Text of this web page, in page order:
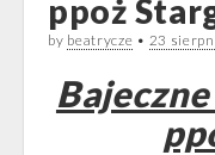
ppoż
by beatrycze • 23